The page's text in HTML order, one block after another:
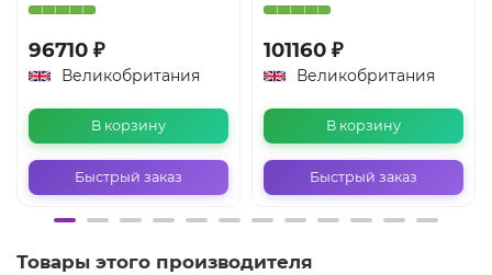
96710 ₽
Великобритания
В корзину
Быстрый заказ
101160 ₽
Великобритания
В корзину
Быстрый заказ
Товары этого производителя